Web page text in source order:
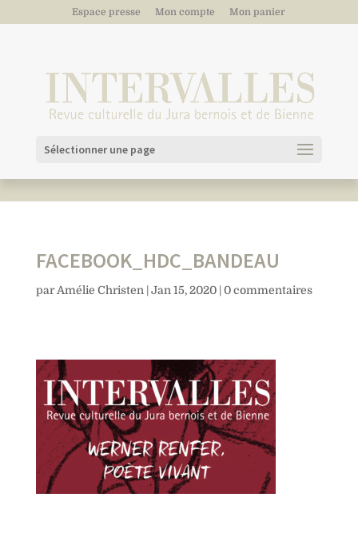
Espace presse Mon compte Mon panier
Sélectionner une page
FACEBOOK_HDC_BANDEAU
parAmélie Christen | Jan 15, 2020| 0 commentaires